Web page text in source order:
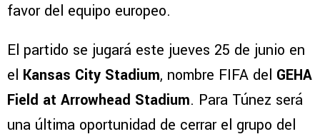
favor del equipo europeo.
El partido se jugará este jueves 25 de junio en
el Kansas City Stadium, nombre FIFA del GEHA
Field at Arrowhead Stadium. Para Túnez será
una última oportunidad de cerrar el grupo del